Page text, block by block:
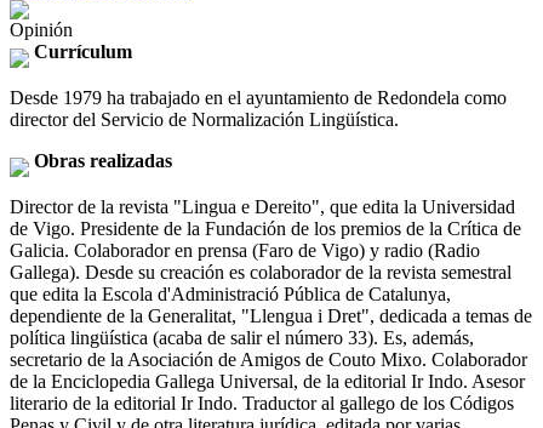
Opinión
Currículum
Desde 1979 ha trabajado en el ayuntamiento de Redondela como
director del Servicio de Normalización Lingüística.
Obras realizadas
Director de la revista "Lingua e Dereito", que edita la Universidad
de Vigo. Presidente de la Fundación de los premios de la Crítica de
Galicia. Colaborador en prensa (Faro de Vigo) y radio (Radio
Gallega). Desde su creación es colaborador de la revista semestral
que edita la Escola d'Administració Pública de Catalunya,
dependiente de la Generalitat, "Llengua i Dret", dedicada a temas de
política lingüística (acaba de salir el número 33). Es, además,
secretario de la Asociación de Amigos de Couto Mixo. Colaborador
de la Enciclopedia Gallega Universal, de la editorial Ir Indo. Asesor
literario de la editorial Ir Indo. Traductor al gallego de los Códigos